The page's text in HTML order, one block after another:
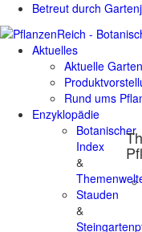
Betreut durch
Aktuelles
Aktuelle
Rund ums
Enzyklopädie
Botanischer
Index
&
Stauden
&